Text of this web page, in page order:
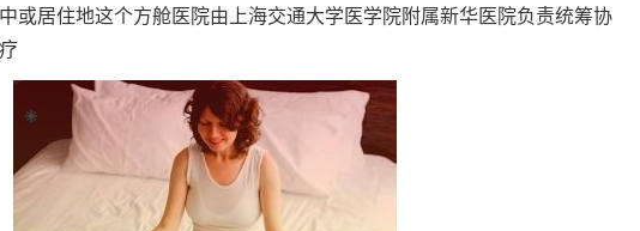
或居住地这个方舱医院由上海交通大学医学院附属新华医院负责统筹协